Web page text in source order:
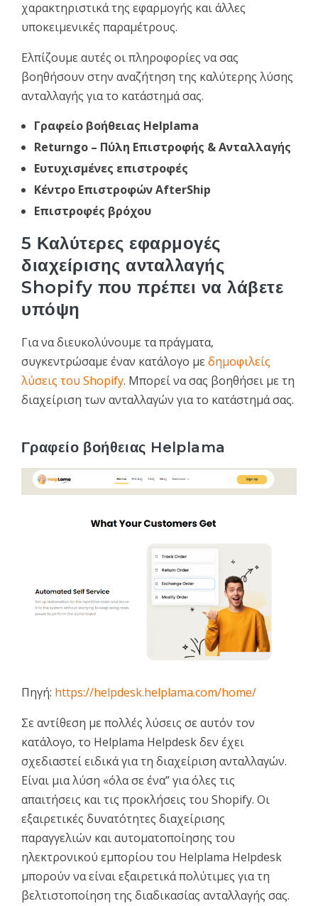
χαρακτηριστικά της εφαρμογής και άλλες
υποκειμενικές παραμέτρους.
Ελπίζουμε αυτές οι πληροφορίες να σας
βοηθήσουν στην αναζήτηση της καλύτερης λύσης
ανταλλαγής για το κατάστημά σας.
Γραφείο βοήθειας Helplama
Returngo – Πύλη Επιστροφής & Ανταλλαγής
Ευτυχισμένες επιστροφές
Κέντρο Επιστροφών AfterShip
Επιστροφές βρόχου
5 Καλύτερες εφαρμογές
διαχείρισης ανταλλαγής
Shopify που πρέπει να λάβετε
υπόψη
Για να διευκολύνουμε τα πράγματα,
συγκεντρώσαμε έναν κατάλογο μεδημοφιλείς
λύσεις του Shopify. Μπορεί να σας βοηθήσει με τη
διαχείριση των ανταλλαγών για το κατάστημά σας.
Γραφείο βοήθειας Helplama
Πηγή: https://helpdesk.helplama.com/home/
Σε αντίθεση με πολλές λύσεις σε αυτόν τον
κατάλογο, το Helplama Helpdesk δεν έχει
σχεδιαστεί ειδικά για τη διαχείριση ανταλλαγών.
Είναι μια λύση «όλα σε ένα” για όλες τις
απαιτήσεις και τις προκλήσεις του Shopify. Οι
εξαιρετικές δυνατότητες διαχείρισης
παραγγελιών και αυτοματοποίησης του
ηλεκτρονικού εμπορίου του Helplama Helpdesk
μπορούν να είναι εξαιρετικά πολύτιμες για τη
βελτιστοποίηση της διαδικασίας ανταλλαγής σας.